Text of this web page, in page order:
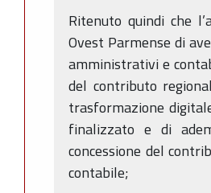
Ritenuto quindi che
Ovest Parmense di
amministrativi e
del contributo
trasformazione
finalizzato e di
concessione del
contabile;